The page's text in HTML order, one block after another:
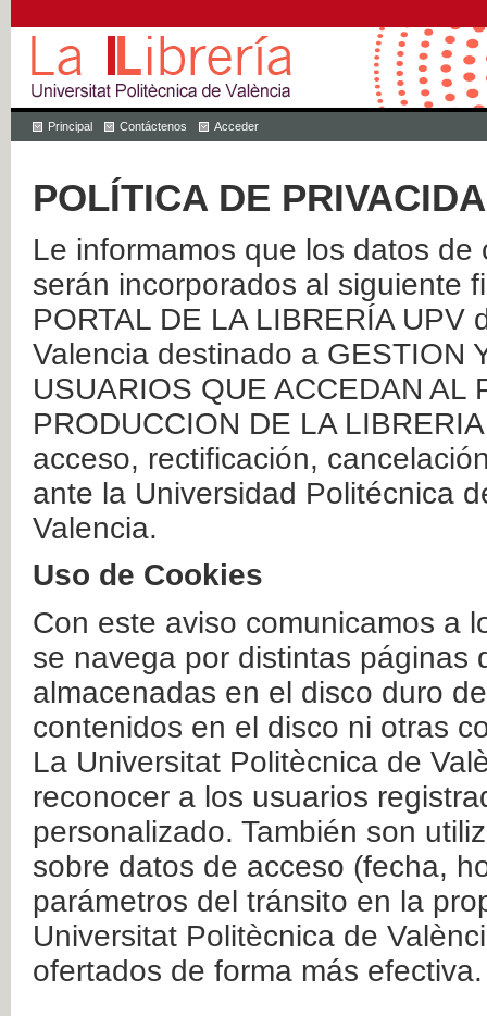
Principal Contáctenos Acceder
POLÍTICA DE
Le informamos que los datos
serán incorporados al siguiente
PORTAL DE LA LIBRERÍA
Valencia destinado a GESTION
USUARIOS QUE ACCEDAN AL
PRODUCCION DE LA
acceso, rectificación,
ante la Universidad Politécnica
Valencia.
Uso de Cookies
Con este aviso comunicamos a
se navega por distintas páginas
almacenadas en el disco duro
contenidos en el disco ni otras
La Universitat Politècnica de
reconocer a los usuarios
personalizado. También son
sobre datos de acceso (fecha,
parámetros del tránsito en la
Universitat Politècnica de
ofertados de forma más efectiva.